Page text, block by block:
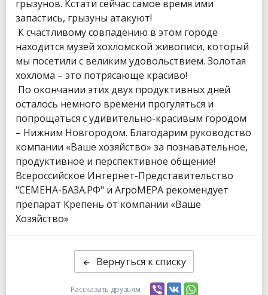
грызунов. Кстати сейчас самое время ими
запастись, грызуны атакуют!
К счастливому совпадению в этом городе
находится музей хохломской живописи, который
мы посетили с великим удовольствием. Золотая
хохлома – это потрясающе красиво!
По окончании этих двух продуктивных дней
осталось немного времени прогуляться и
попрощаться с удивительно-красивым городом
– Нижним Новгородом. Благодарим руководство
компании «Ваше хозяйство» за познавательное,
продуктивное и перспективное общение!
Всероссийское Интернет-Представительство
"СЕМЕНА-БАЗА.РФ" и АгроМЕРА рекомендует
препарат Крепень от компании «Ваше
Хозяйство»
Вернуться к списку
Рассказать друзьям